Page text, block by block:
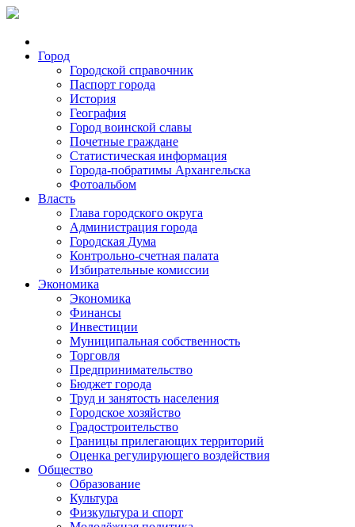
Город
Городской справочник
Паспорт города
История
География
Город воинской славы
Почетные граждане
Статистическая информация
Города-побратимы Архангельска
Фотоальбом
Власть
Глава городского округа
Администрация города
Городская Дума
Контрольно-счетная палата
Избирательные комиссии
Экономика
Экономика
Финансы
Инвестиции
Муниципальная собственность
Торговля
Предпринимательство
Бюджет города
Труд и занятость населения
Городское хозяйство
Градостроительство
Границы прилегающих территорий
Оценка регулирующего воздействия
Общество
Образование
Культура
Физкультура и спорт